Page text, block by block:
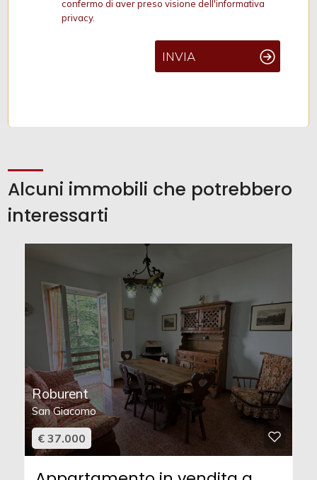
confermo di aver preso visione dell'informativa
privacy.
INVIA
Alcuni immobili che potrebbero
interessarti
Roburent
San Giacomo
€ 37.000